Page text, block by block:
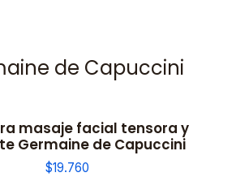
de Capuccini
masaje facial tensora y
Germaine de Capuccini
$19.760